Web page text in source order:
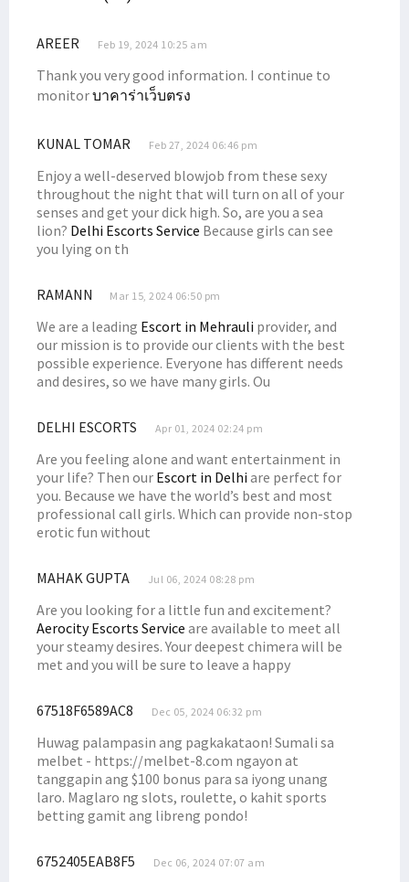
AREER Feb 19, 2024 10:25 am
Thank you very good information. I continue to
monitorบาคาร่าเว็บตรง
KUNAL TOMAR Feb 27, 2024 06:46 pm
Enjoy a well-deserved blowjob from these sexy
throughout the night that will turn on all of your
senses and get your dick high. So, are you a sea
lion? Delhi Escorts Service Because girls can see
you lying on th
RAMANN Mar 15, 2024 06:50 pm
We are a leading Escort in Mehrauli provider, and
our mission is to provide our clients with the best
possible experience. Everyone has different needs
and desires, so we have many girls. Ou
DELHI ESCORTS Apr 01, 2024 02:24 pm
Are you feeling alone and want entertainment in
your life? Then our Escort in Delhi are perfect for
you. Because we have the world’s best and most
professional call girls. Which can provide non-stop
erotic fun without
MAHAK GUPTA Jul 06, 2024 08:28 pm
Are you looking for a little fun and excitement?
Aerocity Escorts Service are available to meet all
your steamy desires. Your deepest chimera will be
met and you will be sure to leave a happy
67518F6589AC8 Dec 05, 2024 06:32 pm
Huwag palampasin ang pagkakataon! Sumali sa
melbet - https://melbet-8.com ngayon at
tanggapin ang $100 bonus para sa iyong unang
laro. Maglaro ng slots, roulette, o kahit sports
betting gamit ang libreng pondo!
6752405EAB8F5 Dec 06, 2024 07:07 am